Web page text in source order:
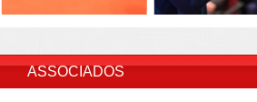
ASSOCIADOS